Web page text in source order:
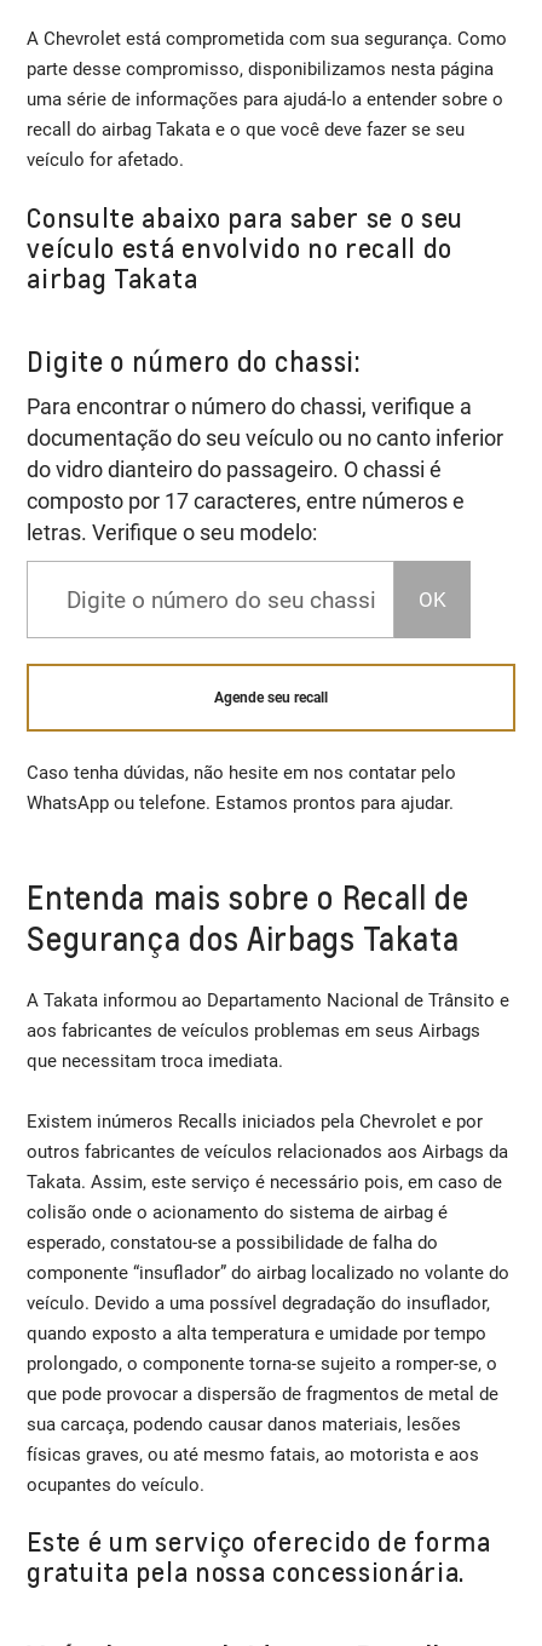
A Chevrolet está comprometida com sua segurança. Como
parte desse compromisso, disponibilizamos nesta página
uma série de informações para ajudá-lo a entender sobre o
recall do airbag Takata e o que você deve fazer se seu
veículo for afetado.
Consulte abaixo para saber se o seu
veículo está envolvido no recall do
airbag Takata
Digite o número do chassi:
Para encontrar o número do chassi, verifique a
documentação do seu veículo ou no canto inferior
do vidro dianteiro do passageiro. O chassi é
composto por 17 caracteres, entre números e
letras. Verifique o seu modelo:
OK
Agende seu recall
Caso tenha dúvidas, não hesite em nos contatar pelo
WhatsApp ou telefone. Estamos prontos para ajudar.
Entenda mais sobre o Recall de
Segurança dos Airbags Takata
A Takata informou ao Departamento Nacional de Trânsito e
aos fabricantes de veículos problemas em seus Airbags
que necessitam troca imediata.
Existem inúmeros Recalls iniciados pela Chevrolet e por
outros fabricantes de veículos relacionados aos Airbags da
Takata. Assim, este serviço é necessário pois, em caso de
colisão onde o acionamento do sistema de airbag é
esperado, constatou-se a possibilidade de falha do
componente “insuflador” do airbag localizado no volante do
veículo. Devido a uma possível degradação do insuflador,
quando exposto a alta temperatura e umidade por tempo
prolongado, o componente torna-se sujeito a romper-se, o
que pode provocar a dispersão de fragmentos de metal de
sua carcaça, podendo causar danos materiais, lesões
físicas graves, ou até mesmo fatais, ao motorista e aos
ocupantes do veículo.
Este é um serviço oferecido de forma
gratuita pela nossa concessionária.